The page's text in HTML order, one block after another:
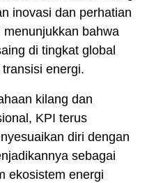
inovasi dan perhatian
bahwa
di tingkat global
energi.
kilang dan
KPI terus
diri dengan
sebagai
ekosistem energi